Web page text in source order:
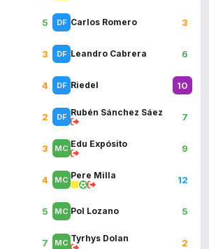
5
3
4
2
3
4
5
7
Carlos Romero 3
Leandro Cabrera 6
Riedel 10
Rubén Sánchez Sáez 7
Edu Expósito 9
Pere Milla 12
Pol Lozano 5
Tyrhys Dolan 2